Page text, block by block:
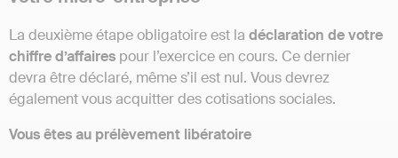
La deuxième étape obligatoire est la déclaration de votre
chiffre d’affaires pour l’exercice en cours. Ce dernier
devra être déclaré, même s’il est nul. Vous devrez
également vous acquitter des cotisations sociales.
Vous êtes au prélèvement libératoire